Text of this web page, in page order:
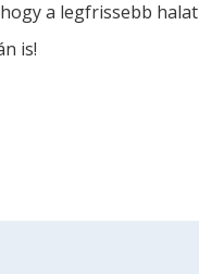
a legfrissebb halat
is!